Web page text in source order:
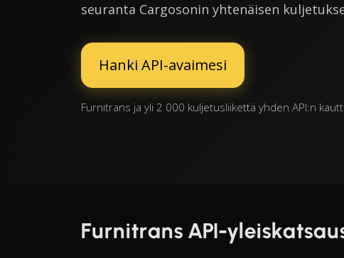
seuranta Cargosonin yhtenäisen
Hanki API-avaimesi
Furnitrans ja yli 2 000 kuljetusliikettä yhden API:n
Furnitrans API-